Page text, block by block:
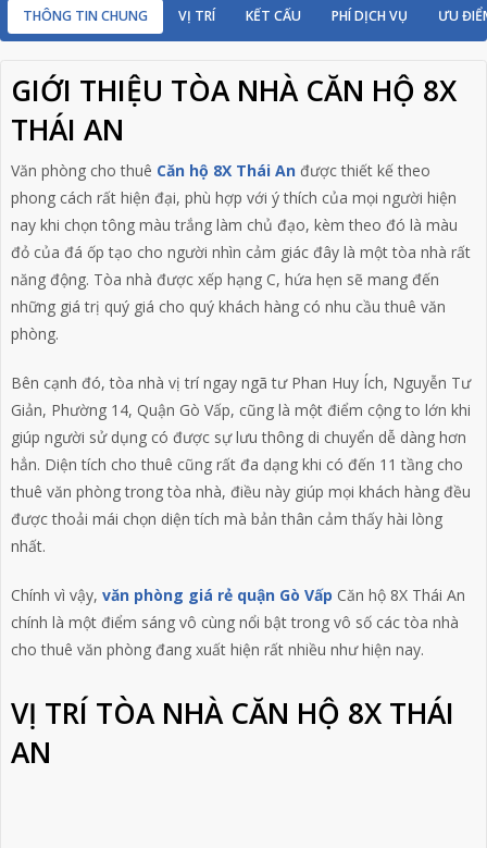
THÔNG TIN CHUNG VỊ TRÍ KẾT CẤU PHÍ DỊCH VỤ ƯU
GIỚI THIỆU TÒA NHÀ CĂN HỘ 8X
THÁI AN
Văn phòng cho thuê Căn hộ 8X Thái Anđược thiết kế theo
phong cách rất hiện đại, phù hợp với ý thích của mọi người hiện
nay khi chọn tông màu trắng làm chủ đạo, kèm theo đó là màu
đỏ của đá ốp tạo cho người nhìn cảm giác đây là một tòa nhà rất
năng động. Tòa nhà được xếp hạng C, hứa hẹn sẽ mang đến
những giá trị quý giá cho quý khách hàng có nhu cầu thuê văn
phòng.
Bên cạnh đó, tòa nhà vị trí ngay ngã tư Phan Huy Ích, Nguyễn Tư
Giản, Phường 14, Quận Gò Vấp, cũng là một điểm cộng to lớn khi
giúp người sử dụng có được sự lưu thông di chuyển dễ dàng hơn
hẳn. Diện tích cho thuê cũng rất đa dạng khi có đến 11 tầng cho
thuê văn phòng trong tòa nhà, điều này giúp mọi khách hàng đều
được thoải mái chọn diện tích mà bản thân cảm thấy hài lòng
nhất.
Chính vì vậy, văn phòng giá rẻ quận Gò Vấp Căn hộ 8X Thái An
chính là một điểm sáng vô cùng nổi bật trong vô số các tòa nhà
cho thuê văn phòng đang xuất hiện rất nhiều như hiện nay.
VỊ TRÍ TÒA NHÀ CĂN HỘ 8X THÁI
AN